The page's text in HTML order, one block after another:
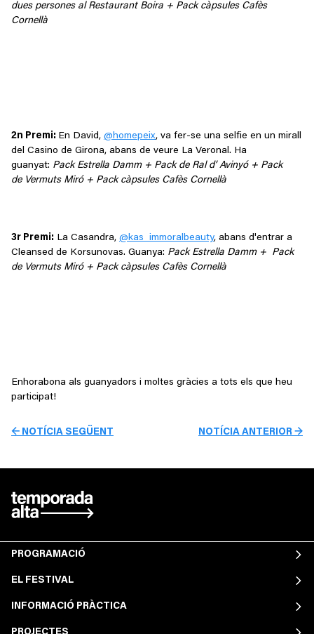
dues persones al Restaurant Boira + Pack càpsules Cafès
Cornellà
2n Premi: En David, @homepeix, va fer-se una selfie en un mirall
del Casino de Girona, abans de veure La Veronal. Ha
guanyat: Pack Estrella Damm + Pack de Ral d’ Avinyó + Pack
de Vermuts Miró + Pack càpsules Cafès Cornellà
3r Premi: La Casandra, @kas_immoralbeauty, abans d'entrar a
Cleansed de Korsunovas. Guanya: Pack Estrella Damm + Pack
de Vermuts Miró + Pack càpsules Cafès Cornellà
Enhorabona als guanyadors i moltes gràcies a tots els que heu
participat!
← NOTÍCIA SEGÜENT NOTÍCIA ANTERIOR →
PROGRAMACIÓ
EL FESTIVAL
INFORMACIÓ PRÀCTICA